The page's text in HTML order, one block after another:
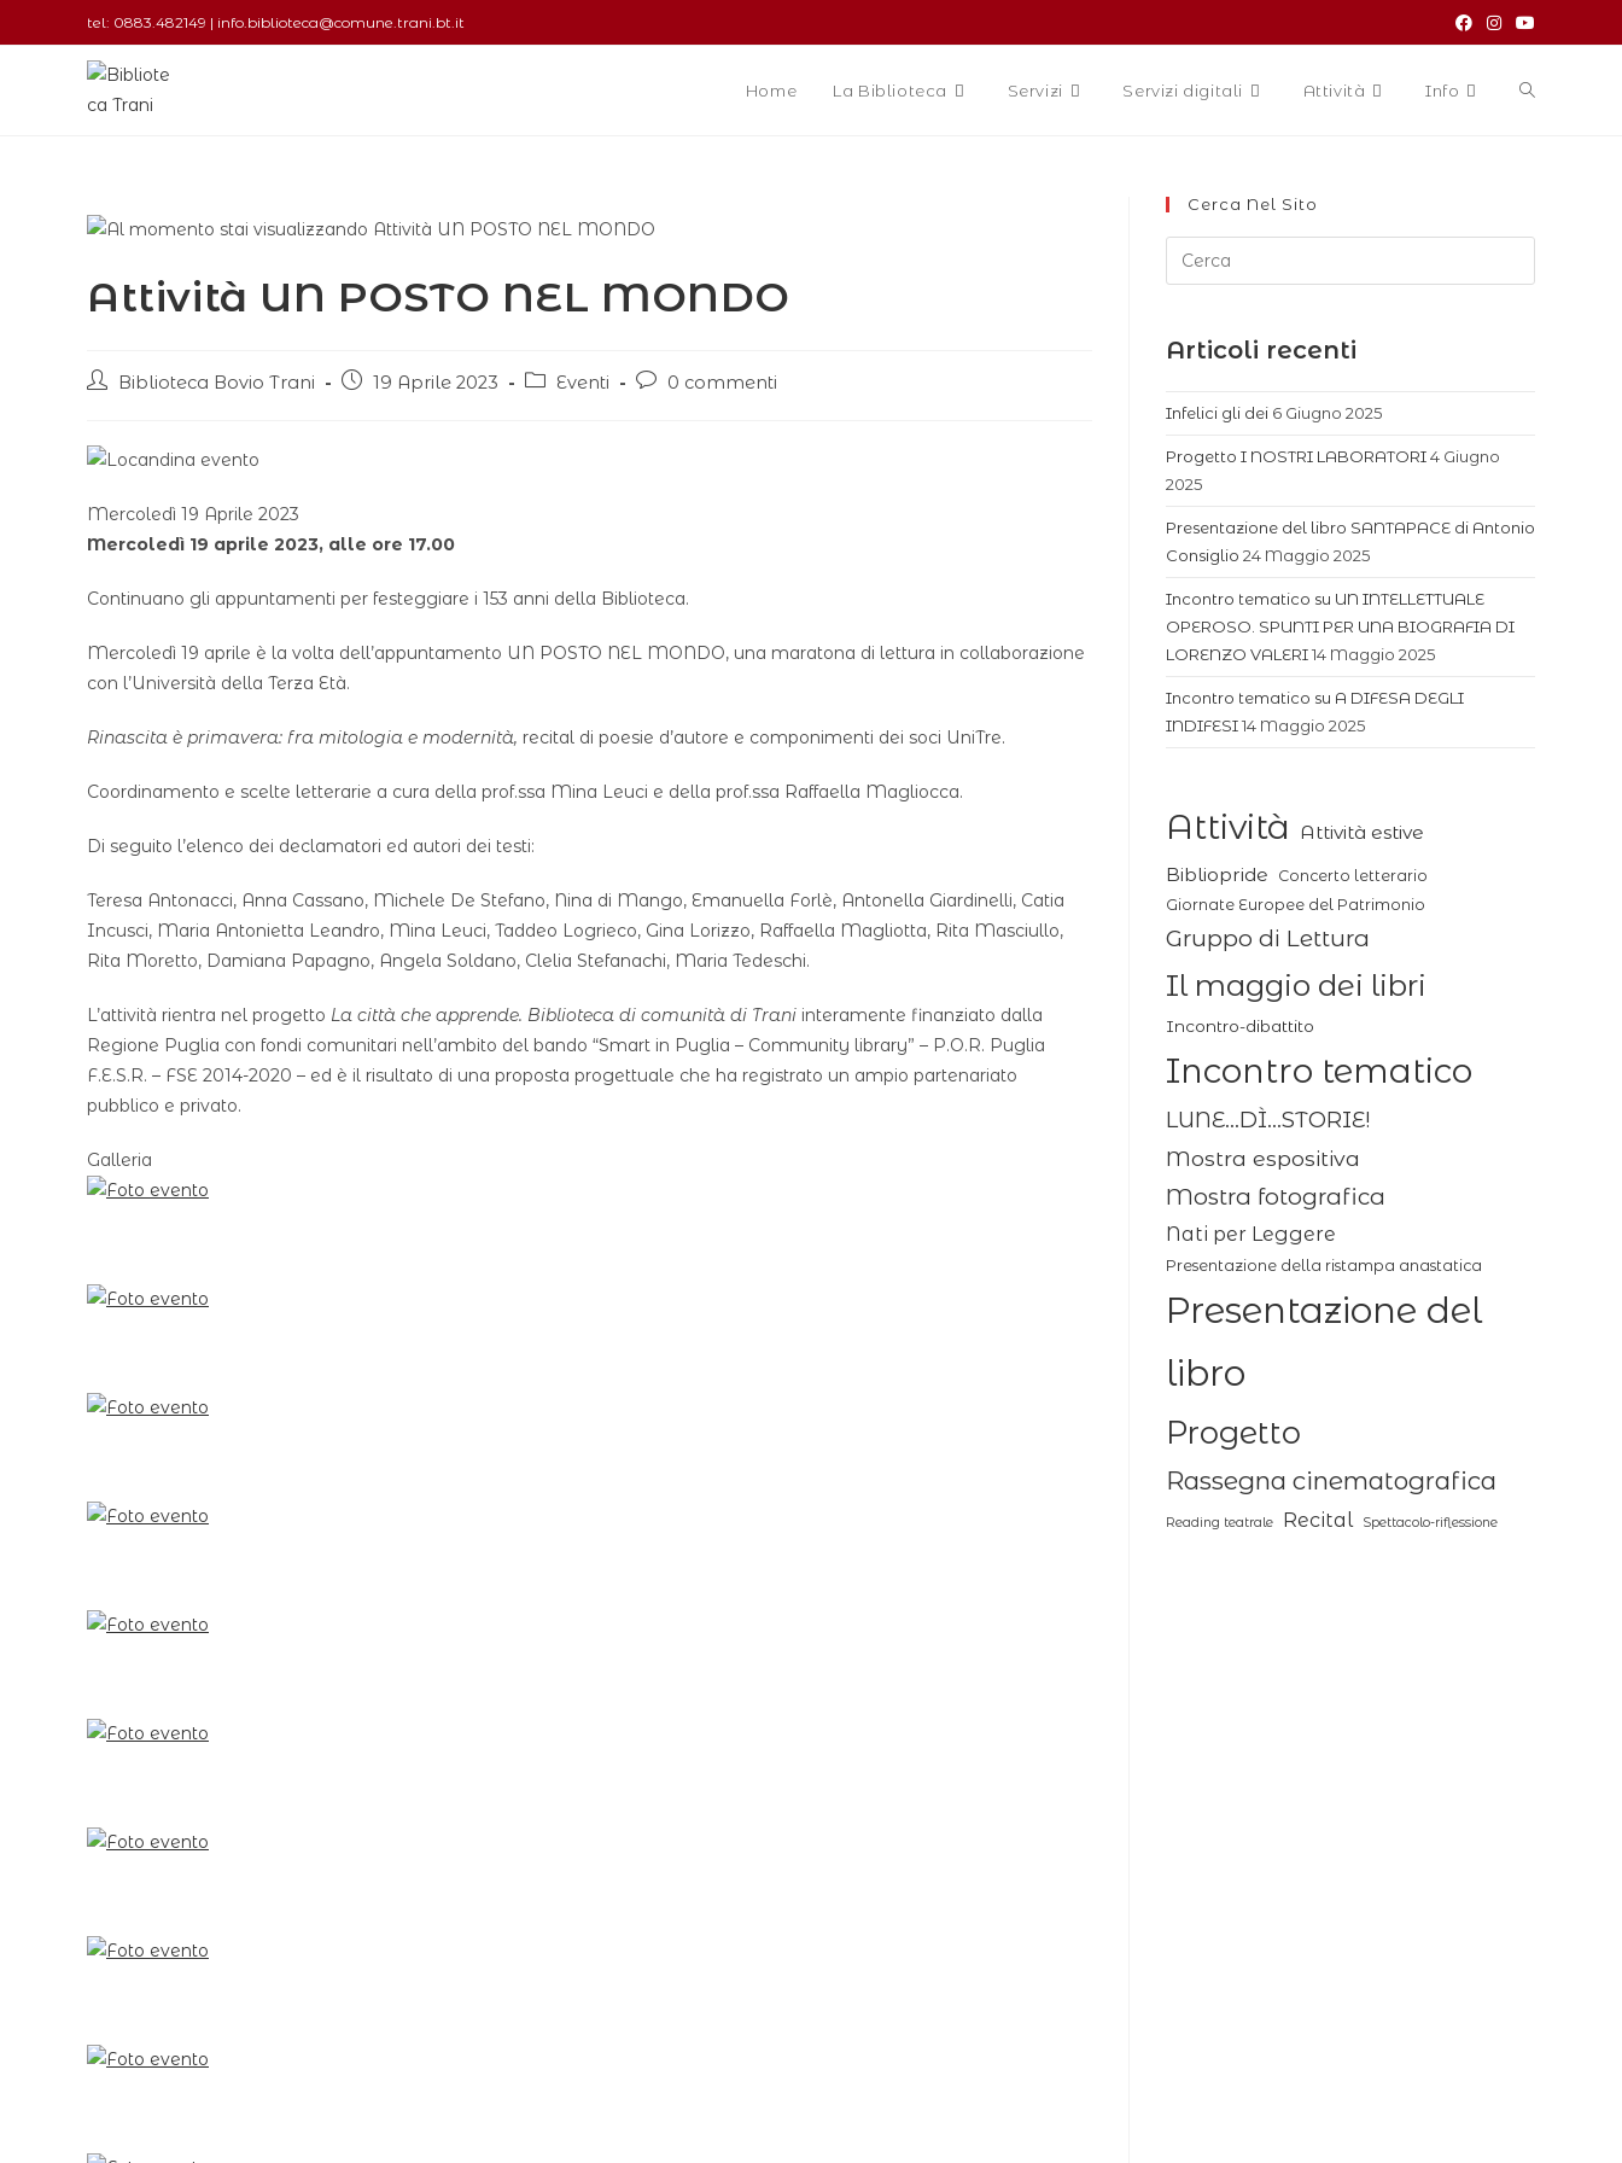
tel: 0883.482149 | info.biblioteca@comune.trani.bt.it
Home La Biblioteca Servizi Servizi digitali Attività Info
Attività UN POSTO NEL MONDO
Biblioteca Bovio Trani 19 Aprile 2023 Eventi 0 commenti
Mercoledì 19 Aprile 2023
Mercoledì 19 aprile 2023, alle ore 17.00
Continuano gli appuntamenti per festeggiare i 153 anni della Biblioteca.
Mercoledì 19 aprile è la volta dell’appuntamento UN POSTO NEL MONDO, una maratona di lettura in collaborazione
con l’Università della Terza Età.
Rinascita è primavera: fra mitologia e modernità, recital di poesie d’autore e componimenti dei soci UniTre.
Coordinamento e scelte letterarie a cura della prof.ssa Mina Leuci e della prof.ssa Raffaella Magliocca.
Di seguito l’elenco dei declamatori ed autori dei testi:
Teresa Antonacci, Anna Cassano, Michele De Stefano, Nina di Mango, Emanuella Forlè, Antonella Giardinelli, Catia
Incusci, Maria Antonietta Leandro, Mina Leuci, Taddeo Logrieco, Gina Lorizzo, Raffaella Magliotta, Rita Masciullo,
Rita Moretto, Damiana Papagno, Angela Soldano, Clelia Stefanachi, Maria Tedeschi.
L’attività rientra nel progetto La città che apprende. Biblioteca di comunità di Trani interamente finanziato dalla
Regione Puglia con fondi comunitari nell’ambito del bando “Smart in Puglia – Community library” – P.O.R. Puglia
F.E.S.R. – FSE 2014-2020 – ed è il risultato di una proposta progettuale che ha registrato un ampio partenariato
pubblico e privato.
Galleria
Cerca Nel Sito
Articoli recenti
Infelici gli dei 6 Giugno 2025
Progetto I NOSTRI LABORATORI4 Giugno
2025
Presentazione del libro SANTAPACE di Antonio
Consiglio 24 Maggio 2025
Incontro tematico su UN INTELLETTUALE
OPEROSO. SPUNTI PER UNA BIOGRAFIA DI
LORENZO VALERI14 Maggio 2025
Incontro tematico su A DIFESA DEGLI
INDIFESI14 Maggio 2025
Attività
Attività estive
Bibliopride
Concerto letterario
Giornate Europee del Patrimonio
Gruppo di Lettura
Il maggio dei libri
Incontro-dibattito
Incontro tematico
LUNE...DÌ...STORIE!
Mostra espositiva
Mostra fotografica
Nati per Leggere
Presentazione della ristampa anastatica
Presentazione del
libro
Progetto
Rassegna cinematografica
Reading teatrale Recital Spettacolo-riflessione